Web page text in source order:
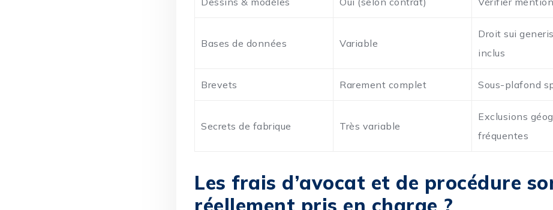
Bases de données Variable
Droit sui
inclus
Brevets Rarement complet Sous-plafond
Secrets de fabrique Très variable
Exclusions
fréquentes
Les frais d’avocat et de procédure